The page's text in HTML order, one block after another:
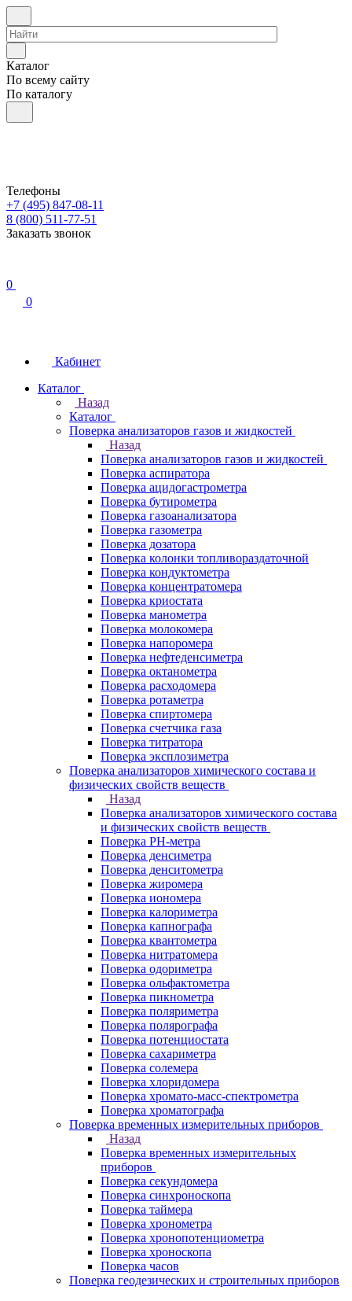
Каталог
По всему сайту
По каталогу
Телефоны
+7 (495) 847-08-11
8 (800) 511-77-51
Заказать звонок
0
0
Кабинет
Каталог
Назад
Каталог
Поверка анализаторов газов и жидкостей
Назад
Поверка анализаторов газов и жидкостей
Поверка аспиратора
Поверка ацидогастрометра
Поверка бутирометра
Поверка газоанализатора
Поверка газометра
Поверка дозатора
Поверка колонки топливораздаточной
Поверка кондуктометра
Поверка концентратомера
Поверка криостата
Поверка манометра
Поверка молокомера
Поверка напоромера
Поверка нефтеденсиметра
Поверка октанометра
Поверка расходомера
Поверка ротаметра
Поверка спиртомера
Поверка счетчика газа
Поверка титратора
Поверка эксплозиметра
Поверка анализаторов химического состава и
физических свойств веществ
Назад
Поверка анализаторов химического состава
и физических свойств веществ
Поверка PH-метра
Поверка денсиметра
Поверка денситометра
Поверка жиромера
Поверка иономера
Поверка калориметра
Поверка капнографа
Поверка квантометра
Поверка нитратомера
Поверка одориметра
Поверка ольфактометра
Поверка пикнометра
Поверка поляриметра
Поверка полярографа
Поверка потенциостата
Поверка сахариметра
Поверка солемера
Поверка хлоридомера
Поверка хромато-масс-спектрометра
Поверка хроматографа
Поверка временных измерительных приборов
Назад
Поверка временных измерительных
приборов
Поверка секундомера
Поверка синхроноскопа
Поверка таймера
Поверка хронометра
Поверка хронопотенциометра
Поверка хроноскопа
Поверка часов
Поверка геодезических и строительных приборов